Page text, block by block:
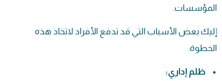
المؤسسات.
إليك بعض الأسباب التي قد تدفع الأفراد لاتخاذ هذه
الخطوة:
ظلم إداري: